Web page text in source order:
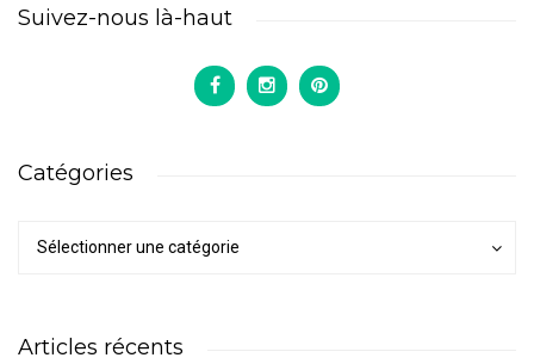
Suivez-nous là-haut
Catégories
Sélectionner une catégorie
Articles récents